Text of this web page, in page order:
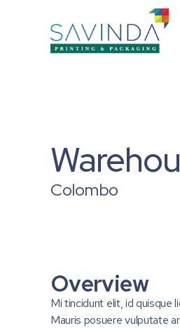
Colombo
Overview
Mi tincidunt elit, id quisque
Mauris posuere vulputate